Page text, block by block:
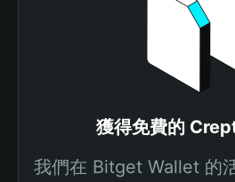
獲得免費的
我們在 Bitget Wallet 的